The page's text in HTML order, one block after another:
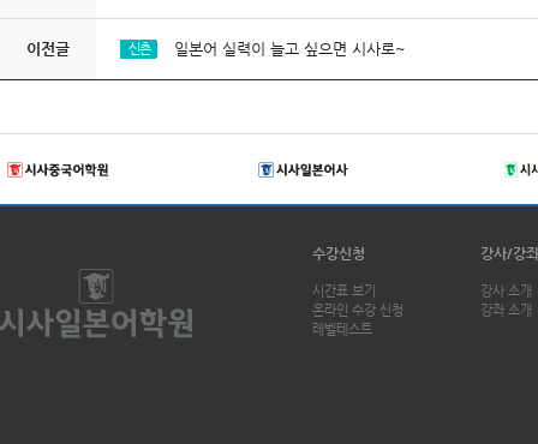
이전글 신촌 일본어 실력이 늘고 싶으면 시사로~
수강신청
시간표 보기
온라인 수강 신청
레벨테스트
강사/강좌
강사 소개
강좌 소개